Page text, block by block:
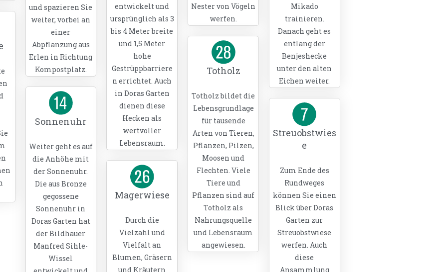
und spazieren Sie
weiter, vorbei an
einer
Abpflanzung aus
Erlen in Richtung
Kompostplatz.
Sonnenuhr
Weiter geht es auf
die Anhöhe mit
der Sonnenuhr.
Die aus Bronze
gegossene
Sonnenuhr in
Doras Garten hat
der Bildhauer
Manfred Sihle-
Wissel
entwickelt und
ursprünglich als 3
bis 4 Meter breite
und 1,5 Meter
hohe
Gestrüppbarriere
n errichtet. Auch
in Doras Garten
dienen diese
Hecken als
wertvoller
Lebensraum.
Magerwiese
Durch die
Vielzahl und
Vielfalt an
Blumen, Gräsern
und Kräutern
Nester von Vögeln
werfen.
Totholz
Totholz bildet die
Lebensgrundlage
für tausende
Arten von Tieren,
Pflanzen, Pilzen,
Moosen und
Flechten. Viele
Tiere und
Pflanzen sind auf
Totholz als
Nahrungsquelle
und Lebensraum
angewiesen.
Mikado
trainieren.
Danach geht es
entlang der
Benjeshecke
unter den alten
Eichen weiter.
Streuobstwies
e
Zum Ende des
Rundweges
können Sie einen
Blick über Doras
Garten zur
Streuobstwiese
werfen. Auch
diese
Ansammlung